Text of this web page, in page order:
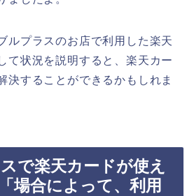
ルプラスのお店で利用した楽天
て状況を説明すると、楽天カー
決することができるかもしれま
で楽天カードが使え
場合によって、利用